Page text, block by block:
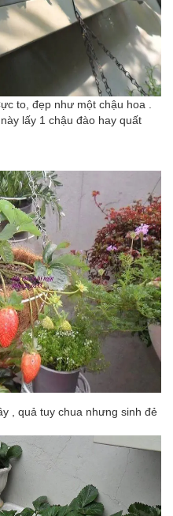
to, đẹp như một chậu hoa .
lấy 1 chậu đào hay quất
, quả tuy chua nhưng sinh đẻ